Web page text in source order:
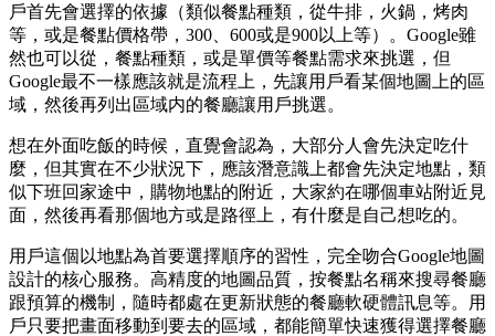
戶首先會選擇的依據（類似餐點種類，從牛排，火鍋，烤肉
等，或是餐點價格帶，300、600或是900以上等）。Google雖
然也可以從，餐點種類，或是單價等餐點需求來挑選，但
Google最不一樣應該就是流程上，先讓用戶看某個地圖上的區
域，然後再列出區域内的餐廳讓用戶挑選。
想在外面吃飯的時候，直覺會認為，大部分人會先決定吃什
麼，但其實在不少狀況下，應該潛意識上都會先決定地點，類
似下班回家途中，購物地點的附近，大家約在哪個車站附近見
面，然後再看那個地方或是路徑上，有什麼是自己想吃的。
用戶這個以地點為首要選擇順序的習性，完全吻合Google地圖
設計的核心服務。高精度的地圖品質，按餐點名稱來搜尋餐廳
跟預算的機制，隨時都處在更新狀態的餐廳軟硬體訊息等。用
戶只要把畫面移動到要去的區域，都能簡單快速獲得選擇餐廳